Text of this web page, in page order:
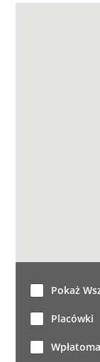
Pokaż
Placówki